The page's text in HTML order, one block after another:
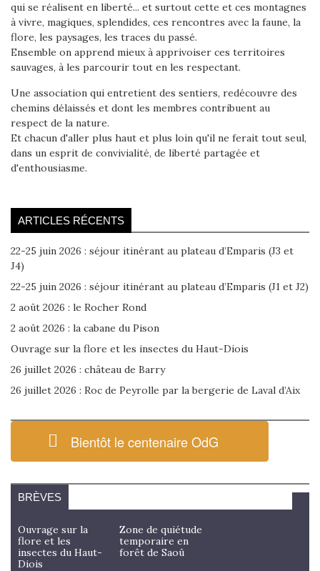
qui se réalisent en liberté... et surtout cette et ces montagnes
à vivre, magiques, splendides, ces rencontres avec la faune, la
flore, les paysages, les traces du passé.
Ensemble on apprend mieux à apprivoiser ces territoires
sauvages, à les parcourir tout en les respectant.
Une association qui entretient des sentiers, redécouvre des
chemins délaissés et dont les membres contribuent au
respect de la nature.
Et chacun d'aller plus haut et plus loin qu'il ne ferait tout seul,
dans un esprit de convivialité, de liberté partagée et
d'enthousiasme.
ARTICLES RÉCENTS
22-25 juin 2026 : séjour itinérant au plateau d’Emparis (J3 et
J4)
22-25 juin 2026 : séjour itinérant au plateau d’Emparis (J1 et J2)
2 août 2026 : le Rocher Rond
2 août 2026 : la cabane du Pison
Ouvrage sur la flore et les insectes du Haut-Diois
26 juillet 2026 : château de Barry
26 juillet 2026 : Roc de Peyrolle par la bergerie de Laval d’Aix
Bientôt le centenaire OdG
BRÈVES
Ouvrage sur la
flore et les
insectes du Haut-
Diois
Zone de quiétude
temporaire en
forêt de Saoû